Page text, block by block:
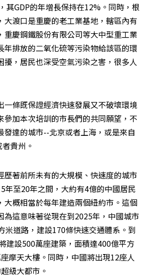
其GDP的年增長保持在12%。同時，根
大渡口是重慶的老工業基地，轄區內有
重慶鋼鐵股份有限公司等大中型重工業
年排放的二氧化硫等污染物給該區的環
擾，居民也深受空氣污染之害，很多人
一條既保證經濟快速發展又不破壞環境
參加本次培訓的市長們的共同願望，不
發達的城市--北京或者上海，或是來自
貴州。
歷著前所未有的大規模、快速度的城市
年至20年之間，大約有4億的中國居民
大概相當於每年建造兩個紐約市。這個
為這意味著從現在到2025年，中國城市
米道路，建設170條快速交通體系。到
建設500萬座建築，面積達400億平方
摩天大樓。同時，中國將出現12座人
級大都市。